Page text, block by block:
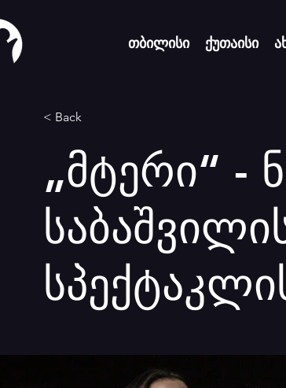
თბილისი ქუთაისი
< Back
„მტერი“ -